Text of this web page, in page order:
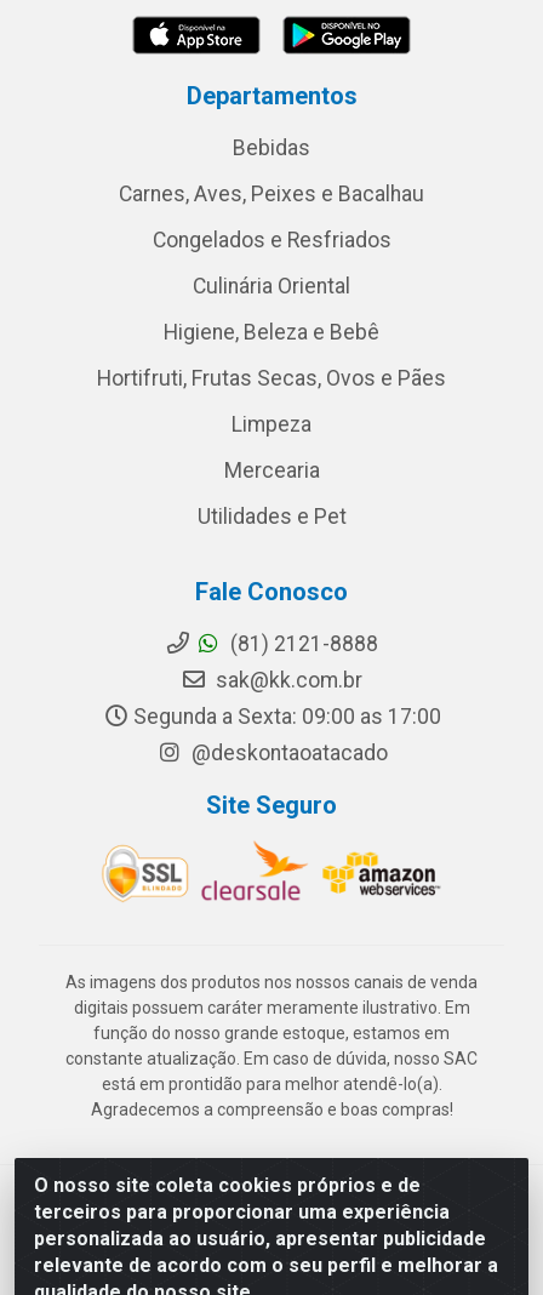
O nosso site coleta cookies próprios e de
terceiros para proporcionar uma experiência
personalizada ao usuário, apresentar publicidade
relevante de acordo com o seu perfil e melhorar a
Departamentos
Bebidas
Carnes, Aves, Peixes e Bacalhau
Congelados e Resfriados
Culinária Oriental
Higiene, Beleza e Bebê
Hortifruti, Frutas Secas, Ovos e Pães
Limpeza
Mercearia
Utilidades e Pet
Fale Conosco
(81) 2121-8888
sak@kk.com.br
Segunda a Sexta: 09:00 as 17:00
@deskontaoatacado
Site Seguro
As imagens dos produtos nos nossos canais de venda
digitais possuem caráter meramente ilustrativo. Em
função do nosso grande estoque, estamos em
constante atualização. Em caso de dúvida, nosso SAC
está em prontidão para melhor atendê-lo(a).
Agradecemos a compreensão e boas compras!
Deskontão Atacado - Av. Marechal Mascarenhas de Morais, 2471 -
Imbiribeira - Recife/PE - CEP 51.150-001 - CNPJ 24.150.377/0003-
57